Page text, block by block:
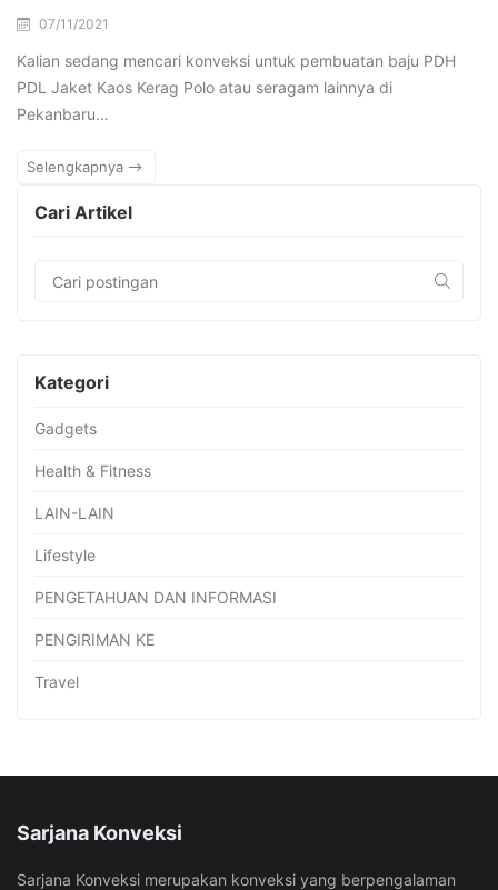
07/11/2021
Kalian sedang mencari konveksi untuk pembuatan baju PDH
PDL Jaket Kaos Kerag Polo atau seragam lainnya di
Pekanbaru…
Selengkapnya
Cari Artikel
Kategori
Gadgets
Health & Fitness
LAIN-LAIN
Lifestyle
PENGETAHUAN DAN INFORMASI
PENGIRIMAN KE
Travel
Sarjana Konveksi
Sarjana Konveksi merupakan konveksi yang berpengalaman